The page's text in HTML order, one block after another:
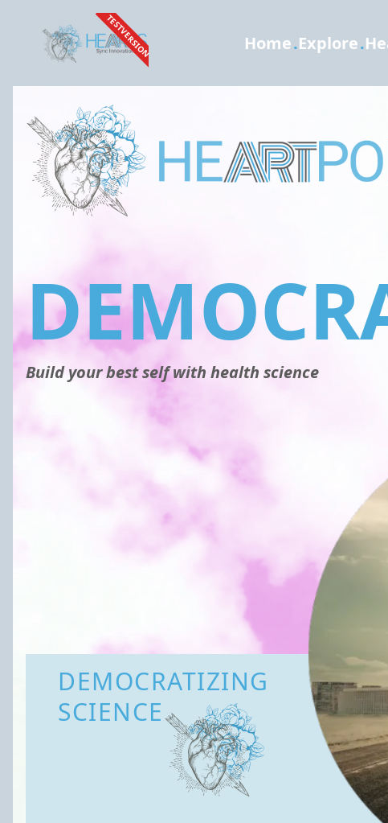
TESTVERSION Home.Explore.
Build your best self with health science
DEMOCRATIZING
SCIENCE